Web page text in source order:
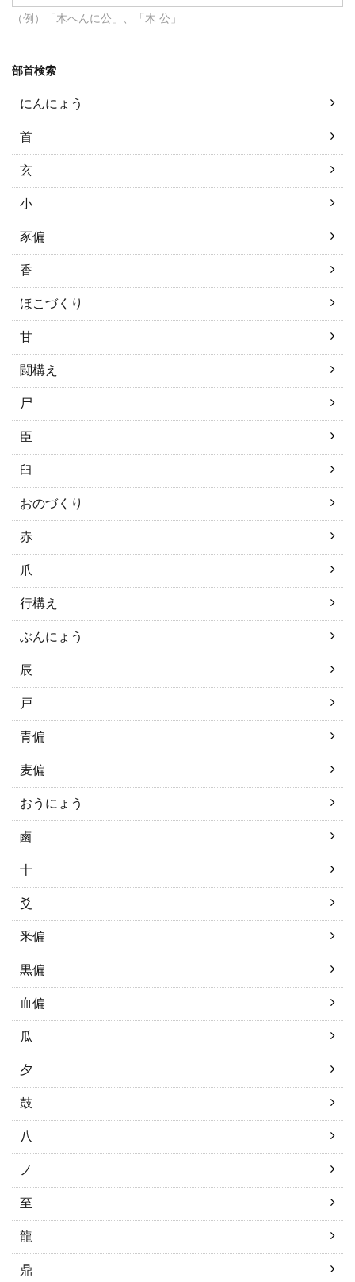
（例）「木へんに公」、「木 公」
部首検索
にんにょう
首
玄
小
豕偏
香
ほこづくり
甘
闘構え
尸
臣
臼
おのづくり
赤
爪
行構え
ぶんにょう
辰
戸
青偏
麦偏
おうにょう
鹵
十
爻
釆偏
黒偏
血偏
瓜
夕
鼓
八
ノ
至
龍
鼎